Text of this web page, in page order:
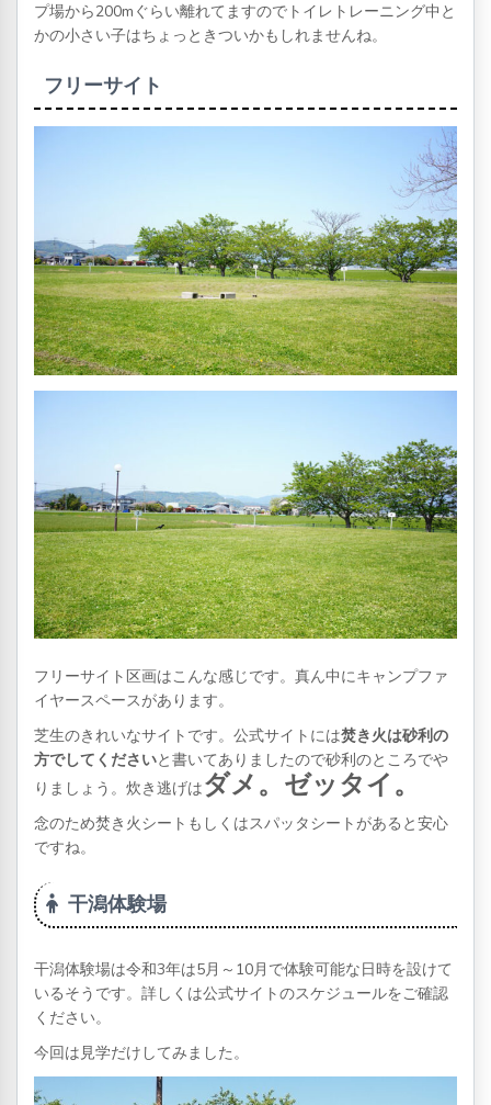
プ場から200mぐらい離れてますのでトイレトレーニング中と
かの小さい子はちょっときついかもしれませんね。
フリーサイト
フリーサイト区画はこんな感じです。真ん中にキャンプファ
イヤースペースがあります。
芝生のきれいなサイトです。公式サイトには焚き火は砂利の
方でしてくださいと書いてありましたので砂利のところでや
りましょう。炊き逃げはダメ。ゼッタイ。
念のため焚き火シートもしくはスパッタシートがあると安心
ですね。
干潟体験場
干潟体験場は令和3年は5月～10月で体験可能な日時を設けて
いるそうです。詳しくは公式サイトのスケジュールをご確認
ください。
今回は見学だけしてみました。